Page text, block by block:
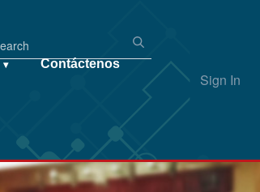
Sign In
▾ Contáctenos